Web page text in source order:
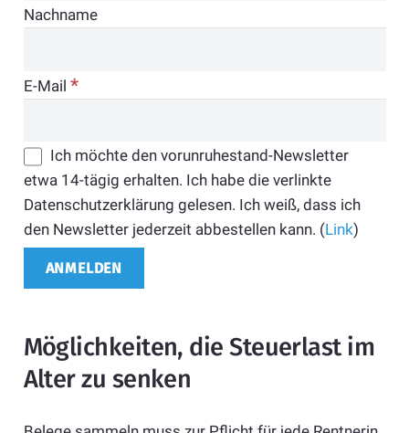
Nachname
E-Mail *
Ich möchte den vorunruhestand-Newsletter
etwa 14-tägig erhalten. Ich habe die verlinkte
Datenschutzerklärung gelesen. Ich weiß, dass ich
den Newsletter jederzeit abbestellen kann. (Link)
Möglichkeiten, die Steuerlast im
Alter zu senken